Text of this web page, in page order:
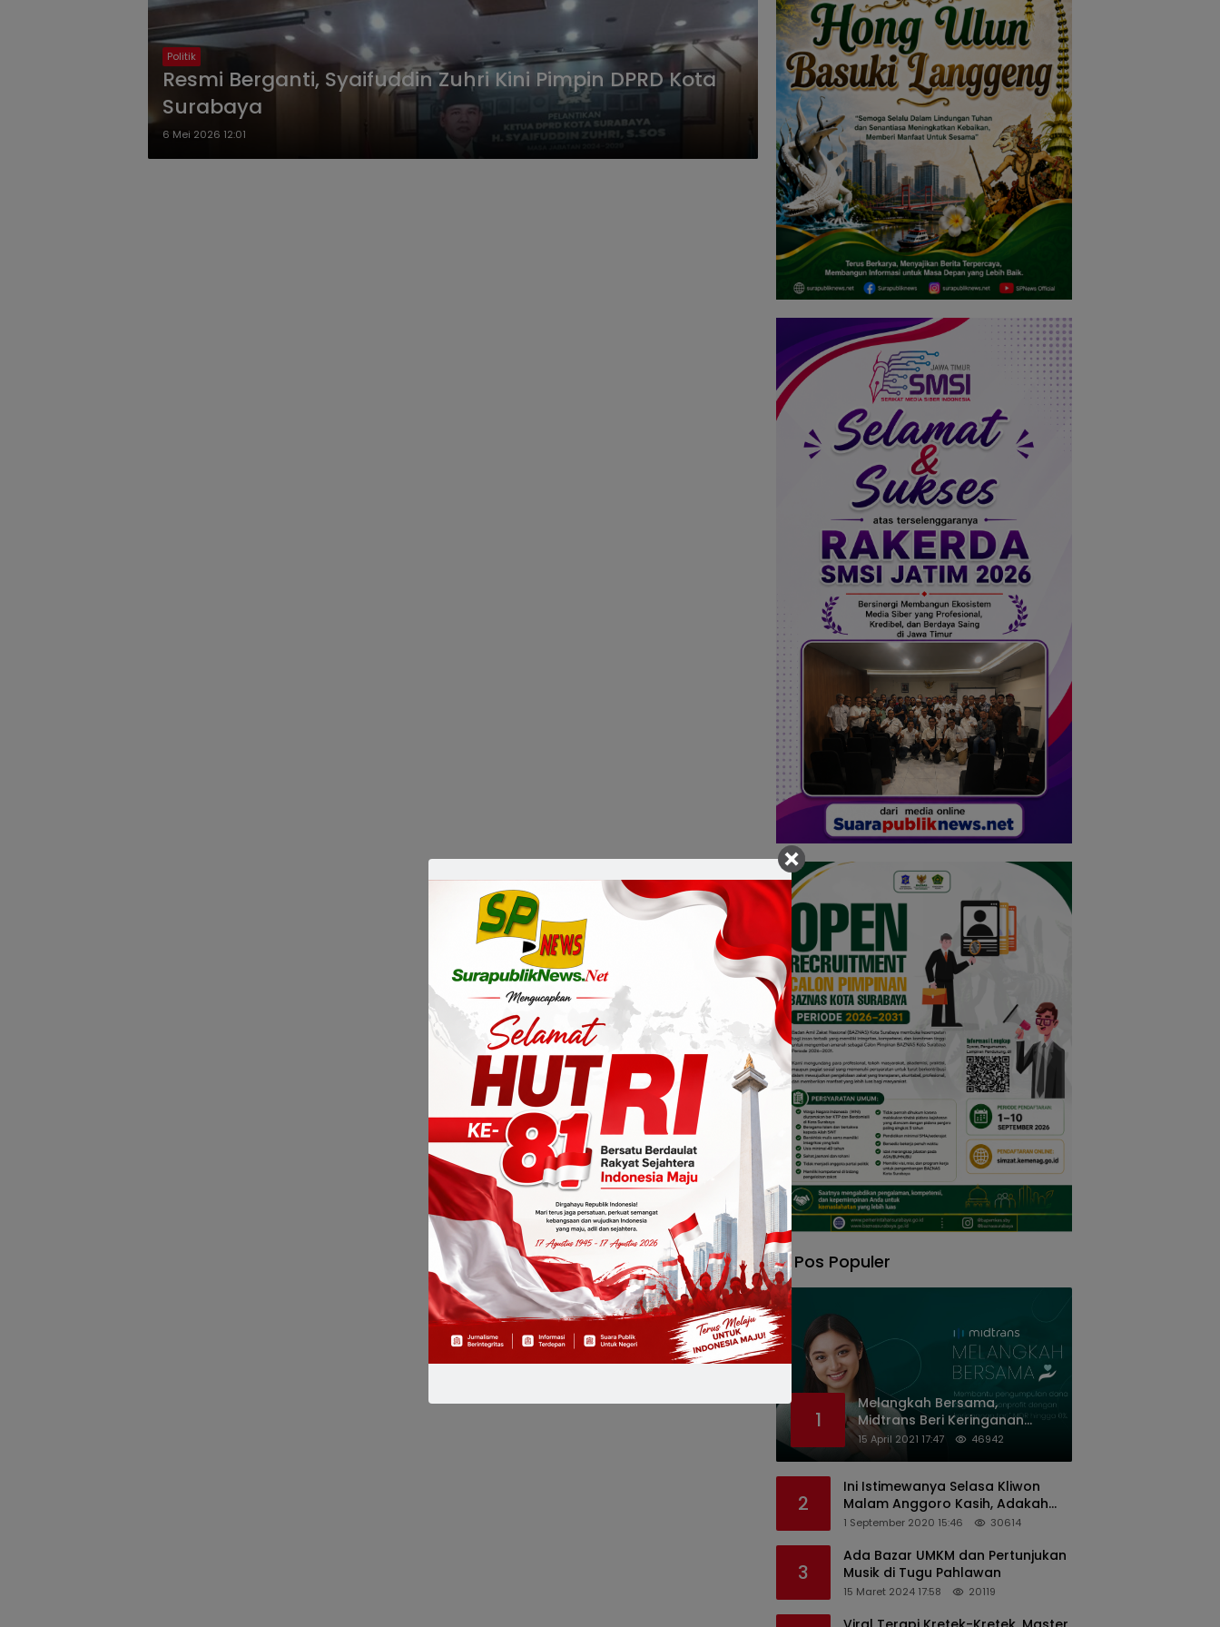
Politik
Resmi Berganti, Syaifuddin Zuhri Kini Pimpin DPRD Kota
Surabaya
6 Mei 2026 12:01
Pos Populer
1
Melangkah Bersama,
Midtrans Beri Keringanan
Biaya Transaksi ke Organisasi
15 April 2021 17:47 46942
2
Ini Istimewanya Selasa Kliwon
Malam Anggoro Kasih, Adakah
Kaitannya dengan Keputusan
1 September 2020 15:46 30614
3
Ada Bazar UMKM dan Pertunjukan
Musik di Tugu Pahlawan
15 Maret 2024 17:58 20119